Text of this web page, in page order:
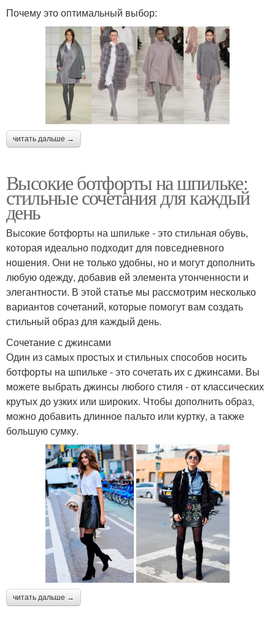
Почему это оптимальный выбор:
читать дальше →
Высокие ботфорты на шпильке:
стильные сочетания для каждый
день
Высокие ботфорты на шпильке - это стильная обувь,
которая идеально подходит для повседневного
ношения. Они не только удобны, но и могут дополнить
любую одежду, добавив ей элемента утонченности и
элегантности. В этой статье мы рассмотрим несколько
вариантов сочетаний, которые помогут вам создать
стильный образ для каждый день.
Сочетание с джинсами
Один из самых простых и стильных способов носить
ботфорты на шпильке - это сочетать их с джинсами. Вы
можете выбрать джинсы любого стиля - от классических
крутых до узких или широких. Чтобы дополнить образ,
можно добавить длинное пальто или куртку, а также
большую сумку.
читать дальше →